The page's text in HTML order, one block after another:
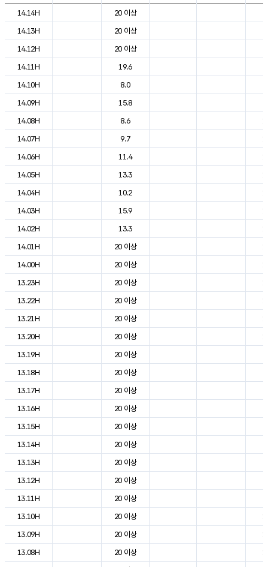
도시별 기상실황표로 지점, 날씨, 기온, 강수, 바람, 기압등을 안내한 표입
14.14H
20 이상
14.13H
20 이상
14.12H
20 이상
14.11H
19.6
14.10H
8.0
14.09H
15.8
14.08H
8.6
14.07H
9.7
14.06H
11.4
14.05H
13.3
14.04H
10.2
14.03H
15.9
14.02H
13.3
14.01H
20 이상
14.00H
20 이상
13.23H
20 이상
13.22H
20 이상
13.21H
20 이상
13.20H
20 이상
13.19H
20 이상
13.18H
20 이상
13.17H
20 이상
13.16H
20 이상
13.15H
20 이상
13.14H
20 이상
13.13H
20 이상
13.12H
20 이상
13.11H
20 이상
13.10H
20 이상
13.09H
20 이상
13.08H
20 이상